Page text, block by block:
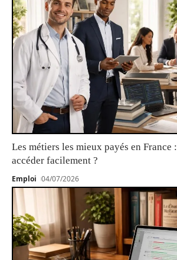
Les métiers les mieux payés en France
accéder facilement ?
Emploi 04/07/2026